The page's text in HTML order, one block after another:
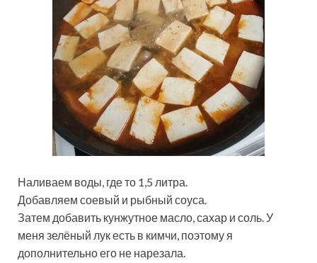
Наливаем воды, где то 1,5 литра.
Добавляем соевый и рыбный соуса.
Затем добавить кунжутное масло, сахар и соль. У
меня зелёный лук есть в кимчи, поэтому я
дополнительно его не нарезала.